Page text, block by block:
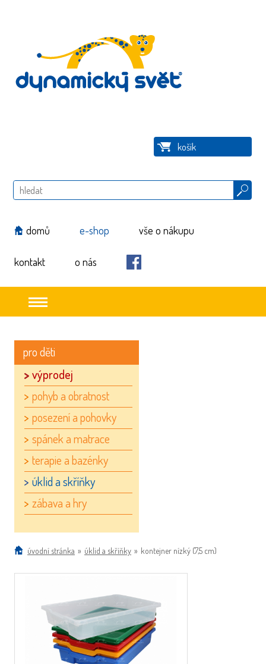
košík
domů e-shop vše o nákupu
kontakt
o nás
pro děti
výprodej
pohyb a obratnost
posezení a pohovky
spánek a matrace
terapie a bazénky
úklid a skříňky
zábava a hry
úvodní stránka » úklid a skříňky » kontejner nízký (7,5 cm)